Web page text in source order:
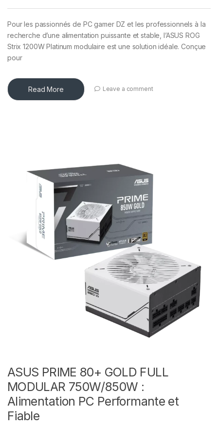
Pour les passionnés de PC gamer DZ et les professionnels à la
recherche d’une alimentation puissante et stable, l’ASUS ROG
Strix 1200W Platinum modulaire est une solution idéale. Conçue
pour
Read More Leave a comment
ASUS PRIME 80+ GOLD FULL
MODULAR 750W/850W :
Alimentation PC Performante et
Fiable